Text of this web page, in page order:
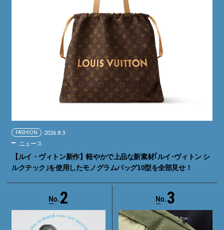
FASHION 2026.8.3
ニュース
【ルイ・ヴィトン新作】軽やかで上品な新素材｢ルイ･ヴィトン シ
ルクテック｣を使用したモノグラムバッグ10型を全部見せ！
2 3